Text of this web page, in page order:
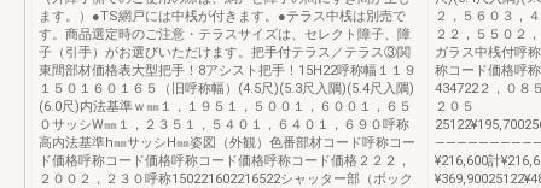
ます。）●TS網戸には中桟が付きます。●テラス中桟は別売で
す。商品選定時のご注意・テラスサイズは、セレクト障子、障
子（引手）がお選びいただけます。把手付テラス／テラス③関
東間部材価格表大型把手！8アシスト把手！15H22呼称幅１１９
１５０１６０１６５（旧呼称幅）(4.5尺)(5.3尺入隅)(5.4尺入隅)
(6.0尺)内法基準ｗ㎜１，１９５１，５００１，６００１，６５
０サッシW㎜１，２３５１，５４０１，６４０１，６９０呼称
高内法基準h㎜サッシH㎜姿図（外観）色番部材コード呼称コー
ド価格呼称コード価格呼称コード価格呼称コード価格２２２，
２００２，２３０呼称150221602216522シャッター部（ボック
２，５６０３，
２２，５５０２
ガラス中桟付呼
称コード価格呼
434722２，０８
２０５
¥216,600計